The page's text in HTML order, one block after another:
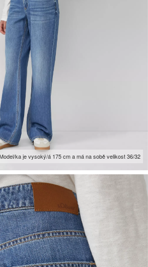
ka je vysoký/á 175 cm a má na sobě velikost 36/32